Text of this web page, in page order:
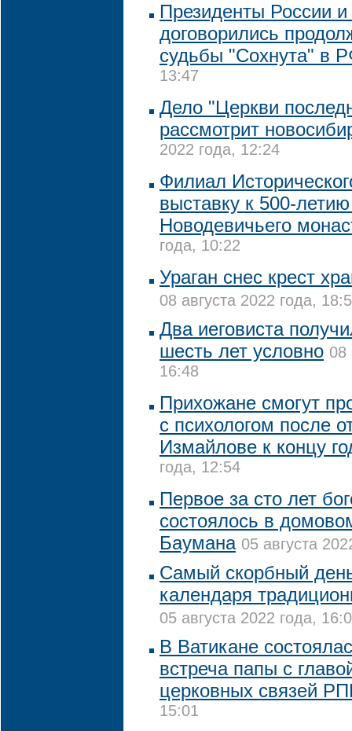
Президенты России
договорились
судьбы "Сохнута" в
13:47
Дело "Церкви
рассмотрит
2022 года, 12:24
Филиал
выставку к 500-
Новодевичьего
года, 10:22
Ураган снес крест
08 августа 2022 года,
Два иеговиста
шесть лет условно 08
16:48
Прихожане смогут
с психологом после
Измайлове к концу
года, 12:54
Первое за сто лет
состоялось в
Баумана 05 августа
Самый скорбный
календаря
05 августа 2022 года,
В Ватикане
встреча папы с
церковных связей
15:01